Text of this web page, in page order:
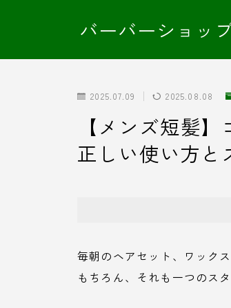
バーバーショッ
2025.07.09 2025.08.08
【メンズ短髪
正しい使い方と
毎朝のヘアセット、ワック
もちろん、それも一つのスタ